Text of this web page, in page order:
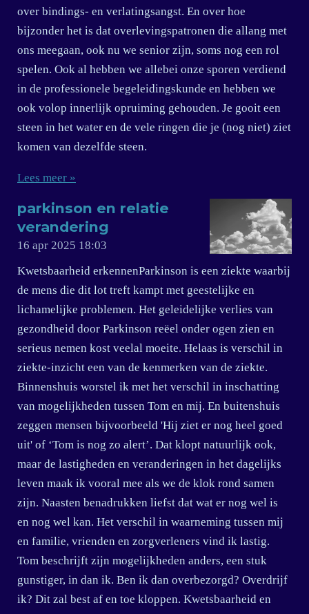
over bindings- en verlatingsangst. En over hoe
bijzonder het is dat overlevingspatronen die allang met
ons meegaan, ook nu we senior zijn, soms nog een rol
spelen. Ook al hebben we allebei onze sporen verdiend
in de professionele begeleidingskunde en hebben we
ook volop innerlijk opruiming gehouden. Je gooit een
steen in het water en de vele ringen die je (nog niet) ziet
komen van dezelfde steen.
Lees meer »
parkinson en relatie
verandering
16 apr 2025 18:03
Kwetsbaarheid erkennenParkinson is een ziekte waarbij
de mens die dit lot treft kampt met geestelijke en
lichamelijke problemen. Het geleidelijke verlies van
gezondheid door Parkinson reëel onder ogen zien en
serieus nemen kost veelal moeite. Helaas is verschil in
ziekte-inzicht een van de kenmerken van de ziekte.
Binnenshuis worstel ik met het verschil in inschatting
van mogelijkheden tussen Tom en mij. En buitenshuis
zeggen mensen bijvoorbeeld 'Hij ziet er nog heel goed
uit' of ‘Tom is nog zo alert’. Dat klopt natuurlijk ook,
maar de lastigheden en veranderingen in het dagelijks
leven maak ik vooral mee als we de klok rond samen
zijn. Naasten benadrukken liefst dat wat er nog wel is
en nog wel kan. Het verschil in waarneming tussen mij
en familie, vrienden en zorgverleners vind ik lastig.
Tom beschrijft zijn mogelijkheden anders, een stuk
gunstiger, in dan ik. Ben ik dan overbezorgd? Overdrijf
ik? Dit zal best af en toe kloppen. Kwetsbaarheid en